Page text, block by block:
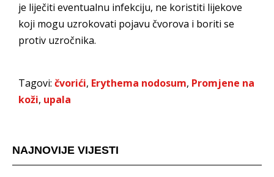
je liječiti eventualnu infekciju, ne koristiti lijekove
koji mogu uzrokovati pojavu čvorova i boriti se
protiv uzročnika.
Tagovi: čvorići, Erythema nodosum, Promjene na
koži, upala
NAJNOVIJE VIJESTI